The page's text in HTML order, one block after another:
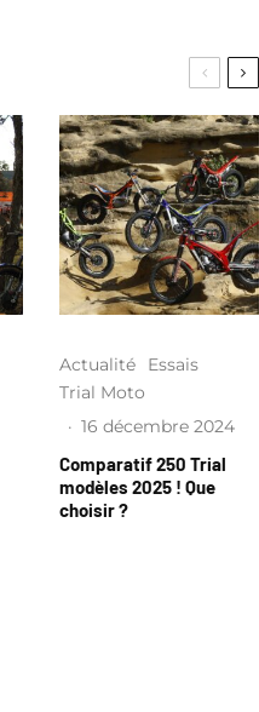
Actualité
Essais
Trial Moto
· 16 décembre 2024
Comparatif 250 Trial
modèles 2025 ! Que
choisir ?